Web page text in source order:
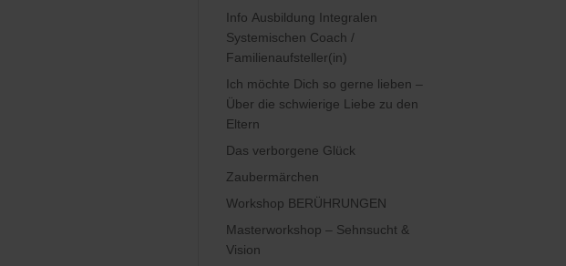
Info Ausbildung Integralen
Systemischen Coach /
Familienaufsteller(in)
Ich möchte Dich so gerne lieben –
Über die schwierige Liebe zu den
Eltern
Das verborgene Glück
Zaubermärchen
Workshop BERÜHRUNGEN
Masterworkshop – Sehnsucht &
Vision